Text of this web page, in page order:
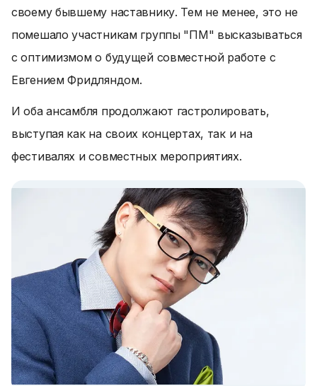
своему бывшему наставнику. Тем не менее, это не
помешало участникам группы "ПМ" высказываться
с оптимизмом о будущей совместной работе с
Евгением Фридляндом.
И оба ансамбля продолжают гастролировать,
выступая как на своих концертах, так и на
фестивалях и совместных мероприятиях.